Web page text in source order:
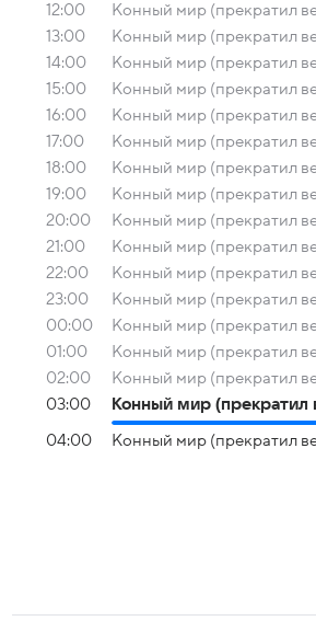
12:00
Конный мир (прекратил
13:00
Конный мир (прекратил
14:00
Конный мир (прекратил
15:00
Конный мир (прекратил
16:00
Конный мир (прекратил
17:00
Конный мир (прекратил
18:00
Конный мир (прекратил
19:00
Конный мир (прекратил
20:00
Конный мир (прекратил
21:00
Конный мир (прекратил
22:00
Конный мир (прекратил
23:00
Конный мир (прекратил
00:00
Конный мир (прекратил
01:00
Конный мир (прекратил
02:00
Конный мир (прекратил
03:00
Конный мир (прекратил
04:00 Конный мир (прекратил